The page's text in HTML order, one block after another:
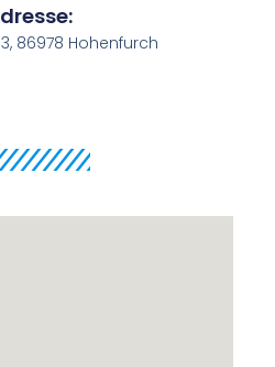
86978 Hohenfurch